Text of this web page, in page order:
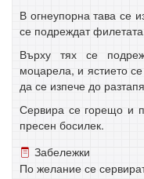
В огнеупорна тава се
се подреждат
Върху тях се
моцарела, и ястието
да се изпече до
Сервира се горещо и
пресен босилек.
Забележки
По желание се